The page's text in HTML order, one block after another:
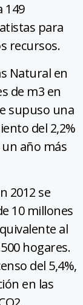
149
para
recursos.
Natural en
de m3 en
supuso una
del 2,2%
año más
2012 se
10 millones
al
hogares.
del 5,4%,
en las